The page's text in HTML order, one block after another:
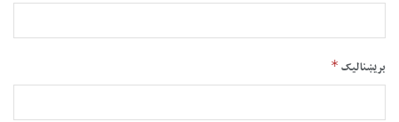
بریښنالیک*